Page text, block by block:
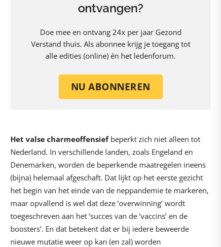
ontvangen?
Doe mee en ontvang 24x per jaar Gezond
Verstand thuis. Als abonnee krijg je toegang tot
alle edities (online) én het ledenforum.
NU ABONNEREN
Het valse charmeoffensiefbeperkt zich niet alleen tot
Nederland. In verschillende landen, zoals Engeland en
Denemarken, worden de beperkende maatregelen ineens
(bijna) helemaal afgeschaft. Dat lijkt op het eerste gezicht
het begin van het einde van de neppandemie te markeren,
maar opvallend is wel dat deze ‘overwinning’ wordt
toegeschreven aan het ‘succes van de ‘vaccins’ en de
boosters’. En dat betekent dat er bij iedere beweerde
nieuwe mutatie weer op kan (en zal) worden